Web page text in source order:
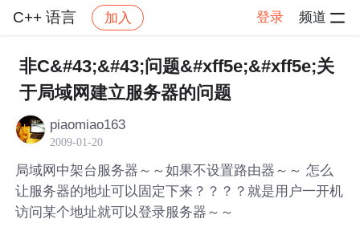
C++ 语言 加入 登录 频道
社区 C++ 语言 帖子详情
非C&#43;&#43;问题&#xff5e;&#xff5e;关
于局域网建立服务器的问题
piaomiao163
2009-01-20
局域网中架台服务器～～如果不设置路由器～～ 怎么
让服务器的地址可以固定下来？？？？就是用户一开机
访问某个地址就可以登录服务器～～